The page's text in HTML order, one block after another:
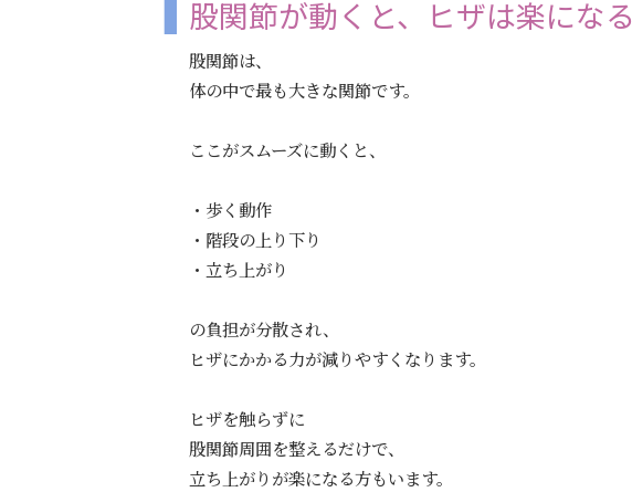
股関節が動くと、ヒザは楽になる
股関節は、
体の中で最も大きな関節です。
ここがスムーズに動くと、
・歩く動作
・階段の上り下り
・立ち上がり
の負担が分散され、
ヒザにかかる力が減りやすくなります。
ヒザを触らずに
股関節周囲を整えるだけで、
立ち上がりが楽になる方もいます。